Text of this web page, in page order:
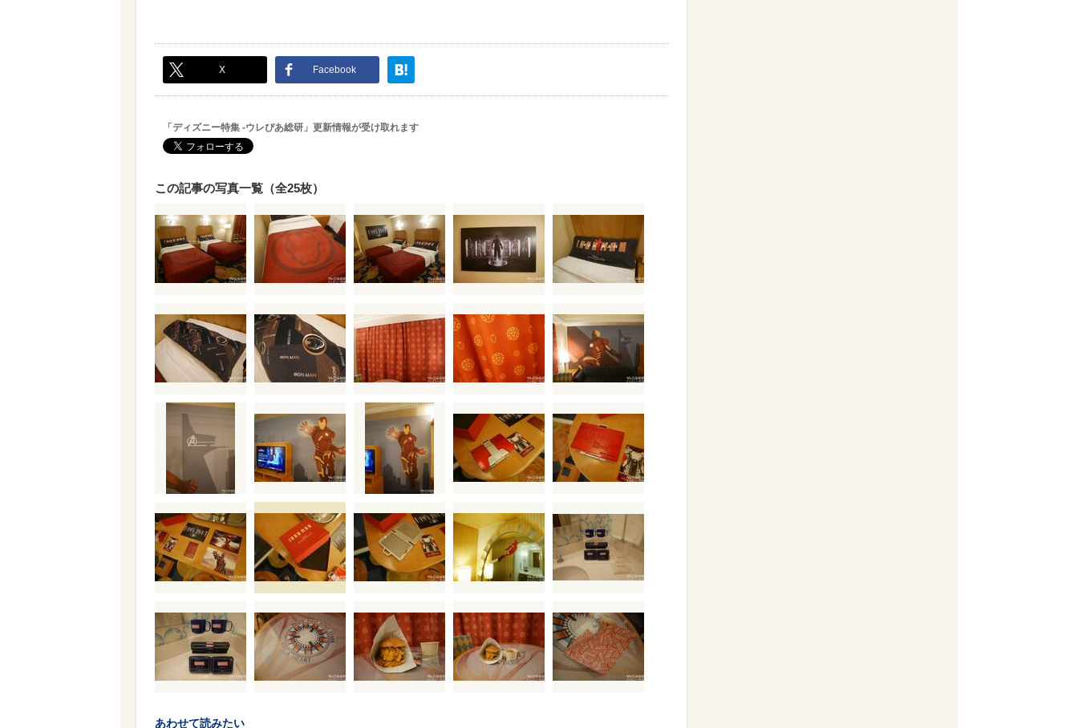
X Facebook
「ディズニー特集 -ウレぴあ総研」更新情報が受け取れます
この記事の写真一覧（全25枚）
あわせて読みたい